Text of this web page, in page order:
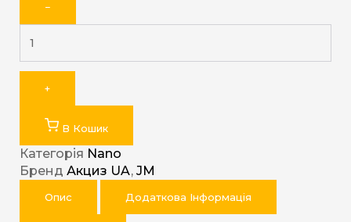
−
+
В Кошик
Категорія Nano
Бренд Акциз UA, JM
Опис Додаткова Інформація